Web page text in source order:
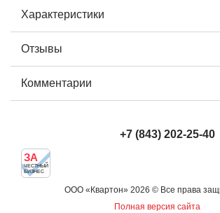
Характеристики
Отзывы
Комментарии
+7 (843) 202-25-40
ЗА
ЧЕСТНЫЙ
БИЗНЕС
ООО «Квартон» 2026 © Все права
Полная версия сайта